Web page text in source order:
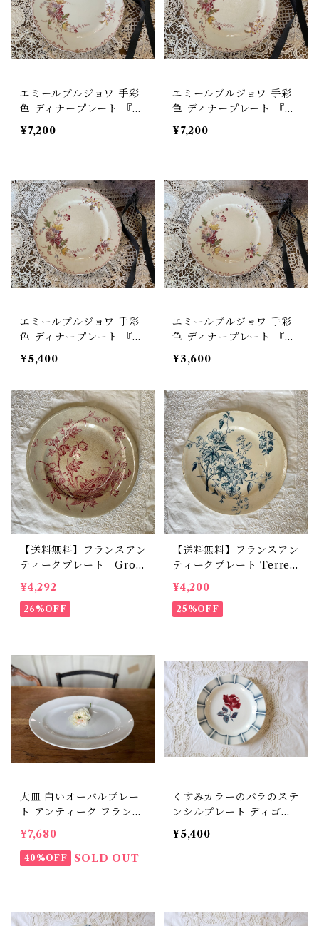
エミールブルジョワ 手彩
色 ディナープレート 『Al
thea 』 花柄 平皿 アンテ
ィーク フランス【V-15
¥7,200
エミールブルジョワ 手彩
色 ディナープレート 『Al
thea 』 花柄 平皿 アンテ
ィーク フランス【V-15
¥7,200
エミールブルジョワ 手彩
色 ディナープレート 『Al
thea 』 花柄 平皿 アンテ
ィーク フランス【V-15
¥5,400
エミールブルジョワ 手彩
色 ディナープレート 『Al
thea 』 花柄 平皿 アンテ
ィーク フランス【V-157】
¥3,600
【送料無料】フランスアン
ティークプレート Grou
p G .W.T & S ディナー
プレート フレンチスタイ
ル 飴色 古物【823】
¥4,292
26%OFF
【送料無料】フランスアン
ティークプレート Terre
de feu de Grigny (グリ
ニー)【824】【フランス
バイヤーセレクト品】
¥4,200
25%OFF
大皿 白いオーバルプレー
ト アンティーク フランス
【V-125】
¥7,680
40%OFF SOLD OUT
くすみカラーのバラのステ
ンシルプレート ディゴワ
ンサルグミンヌ (DIGOIN
SARREGUEMINES) 『D
¥5,400